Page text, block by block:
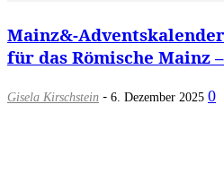
Mainz&-Adventskalender
für das Römische Mainz
Gisela Kirschstein - 6. Dezember 2025 0